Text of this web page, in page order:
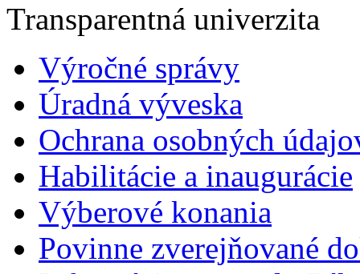
Transparentná univerzita
Výročné správy
Úradná výveska
Ochrana osobných
Habilitácie a inaugurácie
Výberové konania
Povinne zverejňované